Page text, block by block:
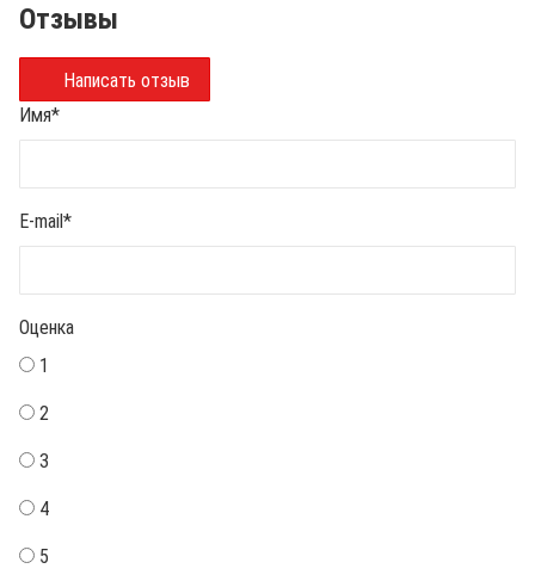
Отзывы
Написать отзыв
Имя*
E-mail*
Оценка
1
2
3
4
5